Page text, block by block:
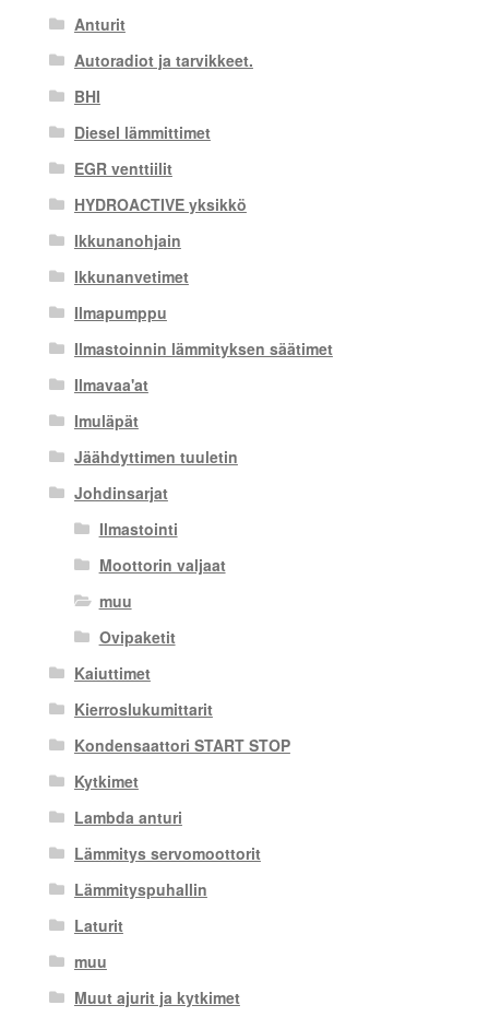
Anturit
Autoradiot ja tarvikkeet.
BHI
Diesel lämmittimet
EGR venttiilit
HYDROACTIVE yksikkö
Ikkunanohjain
Ikkunanvetimet
Ilmapumppu
Ilmastoinnin lämmityksen säätimet
Ilmavaa'at
Imuläpät
Jäähdyttimen tuuletin
Johdinsarjat
Ilmastointi
Moottorin valjaat
muu
Ovipaketit
Kaiuttimet
Kierroslukumittarit
Kondensaattori START STOP
Kytkimet
Lambda anturi
Lämmitys servomoottorit
Lämmityspuhallin
Laturit
muu
Muut ajurit ja kytkimet